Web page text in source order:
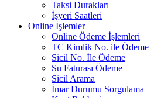
Taksi Durakları
İşyeri Saatleri
Online İşlemler
Online Ödeme İşlemleri
TC Kimlik No. ile Ödeme
Sicil No. İle Ödeme
Su Faturası Ödeme
Sicil Arama
İmar Durumu Sorgulama